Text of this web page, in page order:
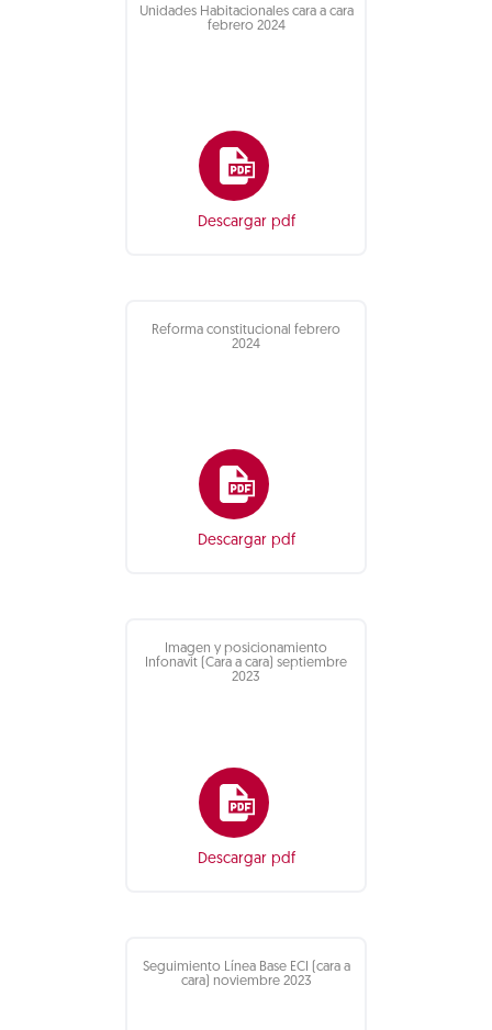
Unidades Habitacionales cara a cara
febrero 2024
Descargar pdf
Reforma constitucional febrero
2024
Descargar pdf
Imagen y posicionamiento
Infonavit (Cara a cara) septiembre
2023
Descargar pdf
Seguimiento Línea Base ECI (cara a
cara) noviembre 2023